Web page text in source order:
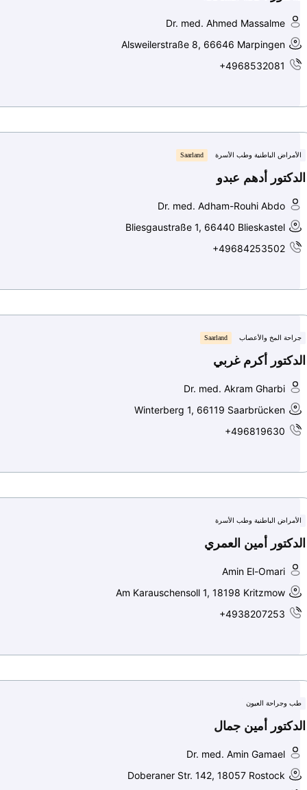
Dr. med. Ahmed Massalme
Alsweilerstraße 8, 66646 Marpingen
+4968532081
الأمراض الباطنية وطب الأسرة Saarland
الدكتور أدهم عبدو
Dr. med. Adham-Rouhi Abdo
Bliesgaustraße 1, 66440 Blieskastel
+49684253502
جراحة المخ والأعصاب Saarland
الدكتور أكرم غربي
Dr. med. Akram Gharbi
Winterberg 1, 66119 Saarbrücken
+496819630
الأمراض الباطنية وطب الأسرة
الدكتور أمين العمري
Amin El-Omari
Am Karauschensoll 1, 18198 Kritzmow
+4938207253
طب وجراحة العيون
الدكتور أمين جمال
Dr. med. Amin Gamael
Doberaner Str. 142, 18057 Rostock